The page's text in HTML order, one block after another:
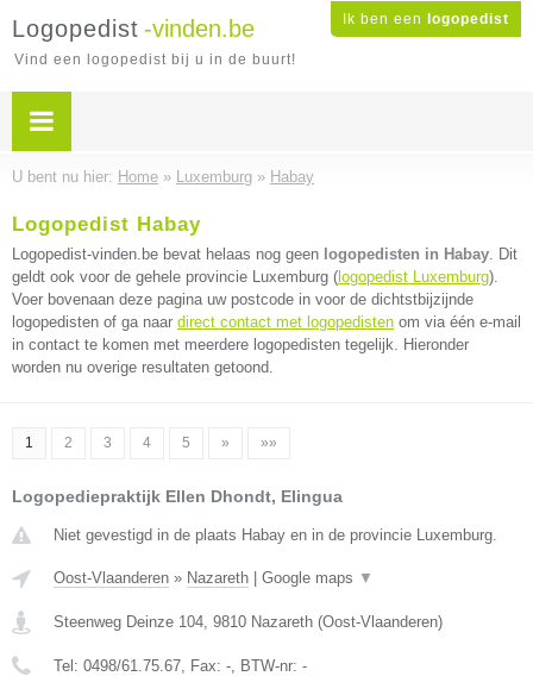
Ik ben een logopedist
Logopedist -vinden.be
Vind een logopedist bij u in de buurt!
U bent nu hier: Home » Luxemburg » Habay
Logopedist Habay
Logopedist-vinden.be bevat helaas nog geen logopedisten in Habay. Dit
geldt ook voor de gehele provincie Luxemburg ( logopedist Luxemburg).
Voer bovenaan deze pagina uw postcode in voor de dichtstbijzijnde
logopedisten of ga naar direct contact met logopedisten om via één e-mail
in contact te komen met meerdere logopedisten tegelijk. Hieronder
worden nu overige resultaten getoond.
1 2 3 4 5 » »»
Logopediepraktijk Ellen Dhondt, Elingua
Niet gevestigd in de plaats Habay en in de provincie Luxemburg.
Oost-Vlaanderen » Nazareth Google maps ▼
Steenweg Deinze 104, 9810 Nazareth (Oost-Vlaanderen)
Tel: 0498/61.75.67, Fax: -, BTW-nr: -